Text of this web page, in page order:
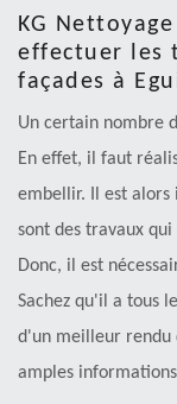
KG
effectuer les
façades à
Un certain nombre
En effet, il faut
embellir. Il est alors
sont des travaux
Donc, il est
Sachez qu'il a tous
d'un meilleur rendu
amples